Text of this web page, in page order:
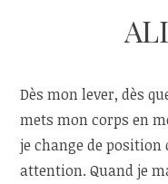
Dès mon lever, dès
mets mon corps en
je change de
attention. Quand je